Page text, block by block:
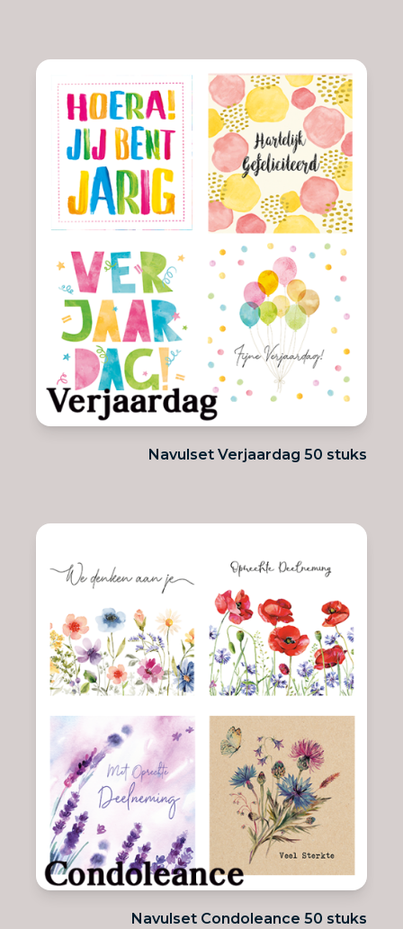
Navulset Verjaardag 50 stuks
Navulset Condoleance 50 stuks